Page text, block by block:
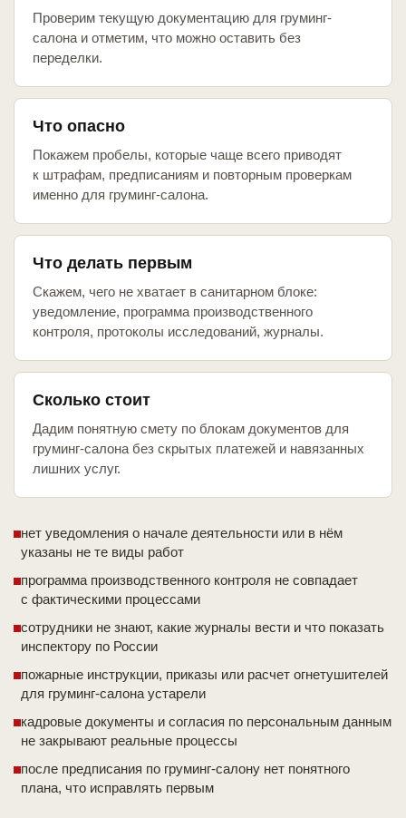
Проверим текущую документацию для груминг-
салона и отметим, что можно оставить без
переделки.
Что опасно
Покажем пробелы, которые чаще всего приводят
к штрафам, предписаниям и повторным проверкам
именно для груминг-салона.
Что делать первым
Скажем, чего не хватает в санитарном блоке:
уведомление, программа производственного
контроля, протоколы исследований, журналы.
Сколько стоит
Дадим понятную смету по блокам документов для
груминг-салона без скрытых платежей и навязанных
лишних услуг.
нет уведомления о начале деятельности или в нём
указаны не те виды работ
программа производственного контроля не совпадает
с фактическими процессами
сотрудники не знают, какие журналы вести и что показать
инспектору по России
пожарные инструкции, приказы или расчет огнетушителей
для груминг-салона устарели
кадровые документы и согласия по персональным данным
не закрывают реальные процессы
после предписания по груминг-салону нет понятного
плана, что исправлять первым